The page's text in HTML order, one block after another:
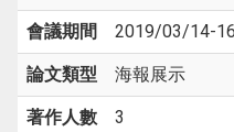
會議期間 2019/03/14-16
論文類型 海報展示
著作人數 3